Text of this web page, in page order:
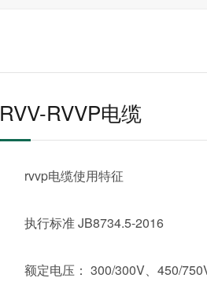
RVV-RVVP电缆
rvvp电缆使用特征
执行标准 JB8734.5-2016
额定电压： 300/300V、450/